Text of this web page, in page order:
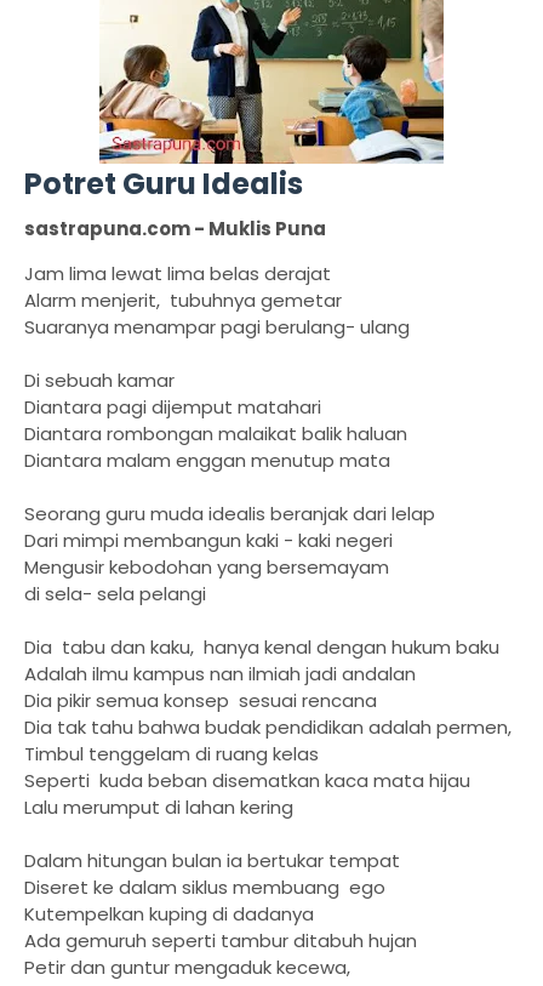
Potret Guru Idealis
sastrapuna.com - Muklis Puna
Jam lima lewat lima belas derajat
Alarm menjerit, tubuhnya gemetar
Suaranya menampar pagi berulang- ulang
Di sebuah kamar
Diantara pagi dijemput matahari
Diantara rombongan malaikat balik haluan
Diantara malam enggan menutup mata
Seorang guru muda idealis beranjak dari lelap
Dari mimpi membangun kaki - kaki negeri
Mengusir kebodohan yang bersemayam
di sela- sela pelangi
Dia tabu dan kaku, hanya kenal dengan hukum baku
Adalah ilmu kampus nan ilmiah jadi andalan
Dia pikir semua konsep sesuai rencana
Dia tak tahu bahwa budak pendidikan adalah permen,
Timbul tenggelam di ruang kelas
Seperti kuda beban disematkan kaca mata hijau
Lalu merumput di lahan kering
Dalam hitungan bulan ia bertukar tempat
Diseret ke dalam siklus membuang ego
Kutempelkan kuping di dadanya
Ada gemuruh seperti tambur ditabuh hujan
Petir dan guntur mengaduk kecewa,